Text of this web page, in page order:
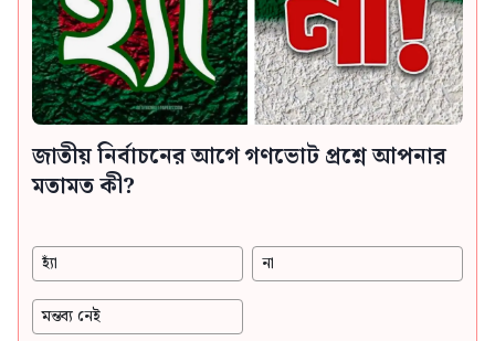
জাতীয় নির্বাচনের আগে গণভোট প্রশ্নে আপনার
মতামত কী?
হ্যাঁ না
মন্তব্য নেই